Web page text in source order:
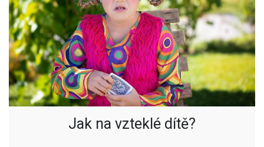
Jak na vzteklé dítě?